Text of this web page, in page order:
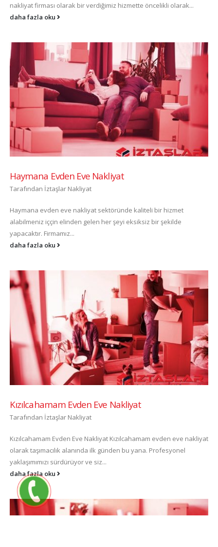
nakliyat firması olarak bir verdiğimiz hizmette öncelikli olarak...
daha fazla oku
Haymana Evden Eve Nakliyat
Tarafından İztaşlar Nakliyat
Haymana evden eve nakliyat sektöründe kaliteli bir hizmet
alabilmeniz iççin elinden gelen her şeyi eksiksiz bir şekilde
yapacaktır. Firmamız...
daha fazla oku
Kızılcahamam Evden Eve Nakliyat
Tarafından İztaşlar Nakliyat
Kızılcahamam Evden Eve Nakliyat Kızılcahamam evden eve nakliyat
olarak taşımacılık alanında ilk günden bu yana. Profesyonel
yaklaşımımızı sürdürüyor ve siz...
daha fazla oku